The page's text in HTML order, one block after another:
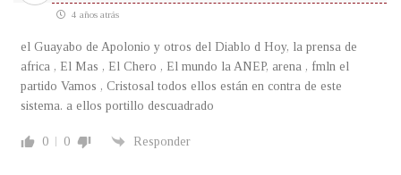
4 años atrás
el Guayabo de Apolonio y otros del Diablo d Hoy, la prensa de
africa , El Mas , El Chero , El mundo la ANEP, arena , fmln el
partido Vamos , Cristosal todos ellos están en contra de este
sistema. a ellos portillo descuadrado
0 0 Responder